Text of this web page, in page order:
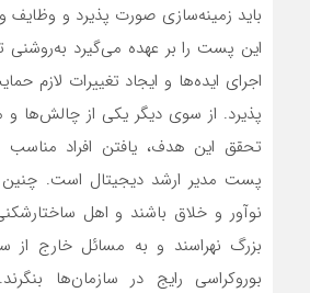
باید زمینه‌‌‌سازی صورت پذیرد و وظایف
این پست را بر عهده می‌گیرد به‌‌‌روشنی
اجرای ایده‌‌‌ها و ایجاد تغییرات لازم
پذیرد. از سوی دیگر یکی از چالش‌‌‌ها و
تحقق این هدف، یافتن افراد
پست مدیر ارشد دیجیتال است. چنین
نوآور و خلاق باشند و اهل
بزرگ نهراسند و به مسائل خارج از
بوروکراسی رایج در سازمان‌ها